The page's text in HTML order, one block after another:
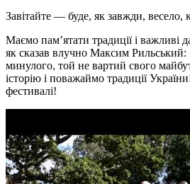
Завітайте — буде, як завжди, весело,
Маємо пам’ятати традиції і важливі
як сказав влучно Максим Рильський:
минулого, той не вартий свого
історію і поважаймо традиції
фестивалі!